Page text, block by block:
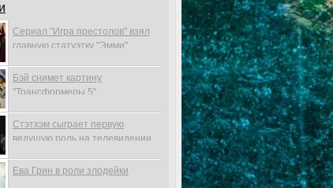
Сериал "Игра престолов" взял
главную статуэтку "Эмми".
Бэй снимет картину
"Трансформеры 5"
Стэтхэм сыграет первую
ведущую роль на телевидении
Ева Грин в роли злодейки